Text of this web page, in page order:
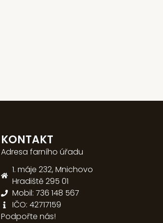
KONTAKT
Adresa farního úřadu
1. máje 232, Mnichovo
Hradiště 295 01
Mobil: 736 148 567
IČO: 42717159
Podpořte nás!